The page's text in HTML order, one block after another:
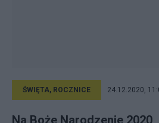
ŚWIĘTA, ROCZNICE 24.12.2020,
Na Boże Narodzenie 2020